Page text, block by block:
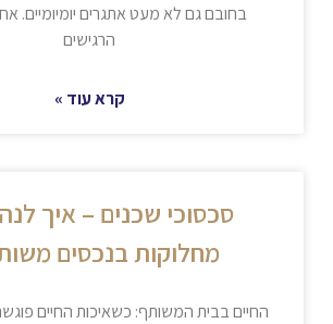
בחובם גם לא מעט אתגרים יומיומיים.
הרגישים
קרא עוד »
סכסוכי שכנים – איך
מחלוקות בנכסים
החיים בבית המשותף: כשאיכות החיים